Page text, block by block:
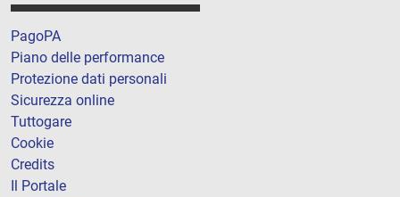
PagoPA
Piano delle performance
Protezione dati personali
Sicurezza online
Tuttogare
Cookie
Credits
Il Portale